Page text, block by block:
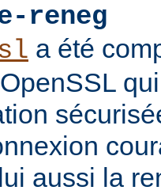
reneg
a été
aussi la